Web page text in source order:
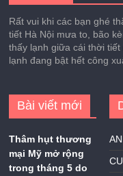
Rất vui khi các bạn ghé
tiết Hà Nội mưa to, bão
thấy lạnh giữa cái thời
lạnh đang bật hết công
Bài viết mới
Thâm hụt thương
mại Mỹ mở rộng
trong tháng 5 do